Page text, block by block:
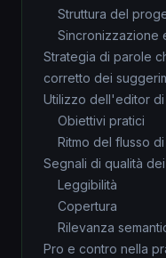
Struttura del
Sincronizzazione
Strategia di parole
corretto dei
Utilizzo dell'editor
Obiettivi pratici
Ritmo del flusso
Segnali di qualità
Leggibilità
Copertura
Rilevanza
Pro e contro nella